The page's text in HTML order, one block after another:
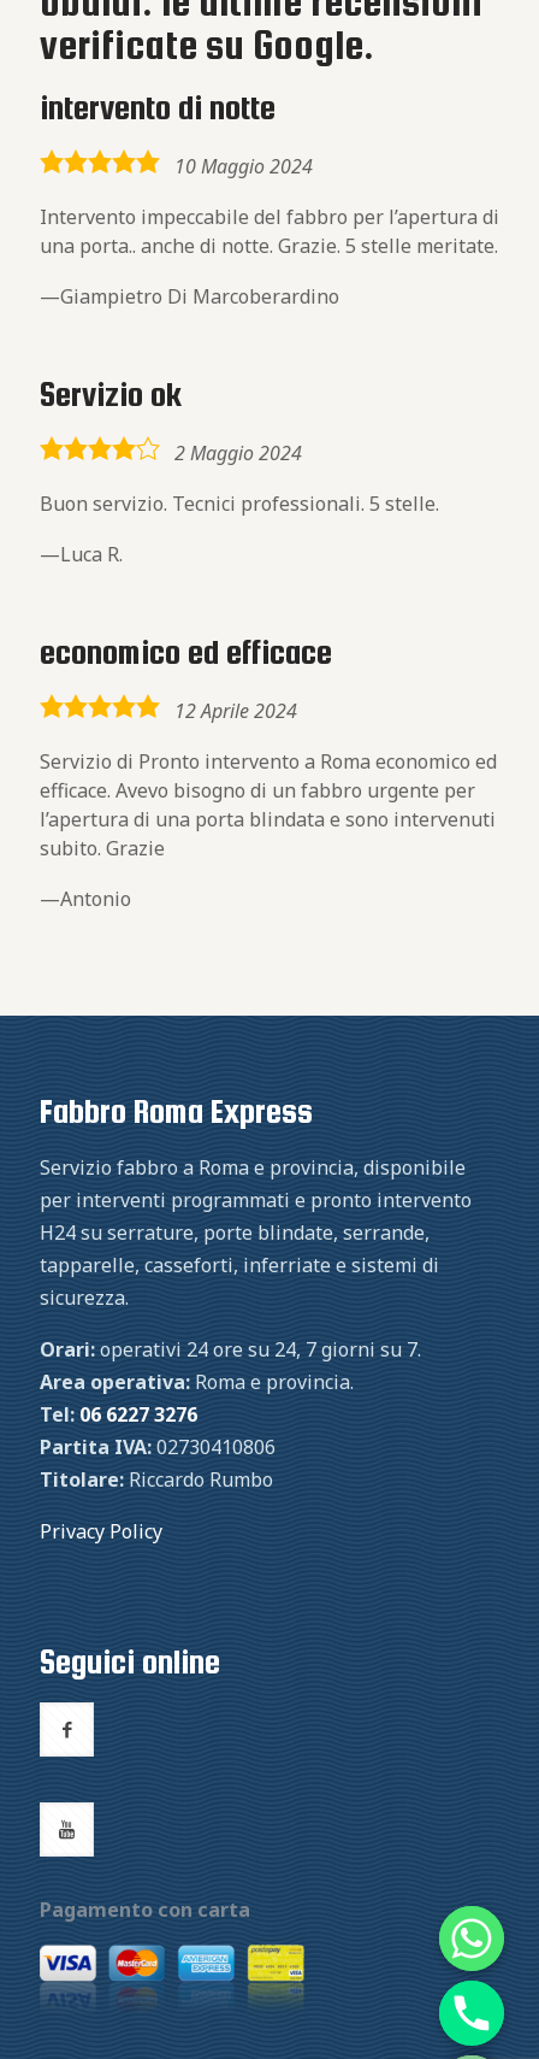
verificate su Google.
intervento di notte
5,0
10 Maggio 2024
Intervento impeccabile del fabbro per l’apertura di
una porta.. anche di notte. Grazie. 5 stelle meritate.
Giampietro Di Marcoberardino
Servizio ok
4,0
2 Maggio 2024
Buon servizio. Tecnici professionali. 5 stelle.
Luca R.
economico ed efficace
5,0
12 Aprile 2024
Servizio di Pronto intervento a Roma economico ed
efficace. Avevo bisogno di un fabbro urgente per
l’apertura di una porta blindata e sono intervenuti
subito. Grazie
Antonio
Fabbro Roma Express
Servizio fabbro a Roma e provincia, disponibile
per interventi programmati e pronto intervento
H24 su serrature, porte blindate, serrande,
tapparelle, casseforti, inferriate e sistemi di
sicurezza.
Orari:operativi 24 ore su 24, 7 giorni su 7.
Area operativa: Roma e provincia.
Tel: 06 6227 3276
Partita IVA:02730410806
Titolare: Riccardo Rumbo
Privacy Policy
Seguici online
Pagamento con carta